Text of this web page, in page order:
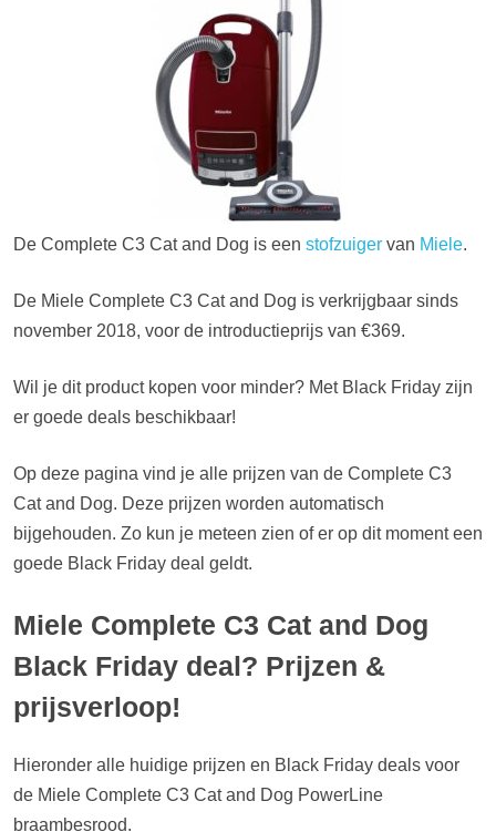
De Complete C3 Cat and Dog is een stofzuiger van Miele.
De Miele Complete C3 Cat and Dog is verkrijgbaar sinds
november 2018, voor de introductieprijs van €369.
Wil je dit product kopen voor minder? Met Black Friday zijn
er goede deals beschikbaar!
Op deze pagina vind je alle prijzen van de Complete C3
Cat and Dog. Deze prijzen worden automatisch
bijgehouden. Zo kun je meteen zien of er op dit moment een
goede Black Friday deal geldt.
Miele Complete C3 Cat and Dog
Black Friday deal? Prijzen &
prijsverloop!
Hieronder alle huidige prijzen en Black Friday deals voor
de Miele Complete C3 Cat and Dog PowerLine
braambesrood.